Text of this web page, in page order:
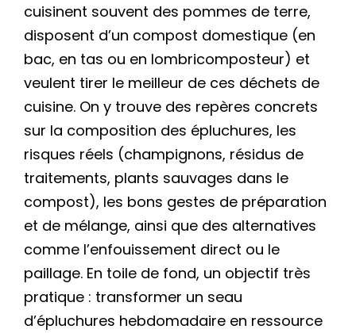
cuisinent souvent des pommes de terre,
disposent d’un compost domestique (en
bac, en tas ou en lombricomposteur) et
veulent tirer le meilleur de ces déchets de
cuisine. On y trouve des repères concrets
sur la composition des épluchures, les
risques réels (champignons, résidus de
traitements, plants sauvages dans le
compost), les bons gestes de préparation
et de mélange, ainsi que des alternatives
comme l’enfouissement direct ou le
paillage. En toile de fond, un objectif très
pratique : transformer un seau
d’épluchures hebdomadaire en ressource